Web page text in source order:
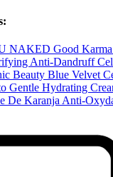
NAKED Good
Anti-Dandruff
Beauty Blue Velvet
Gentle Hydrating
De Karanja Anti-